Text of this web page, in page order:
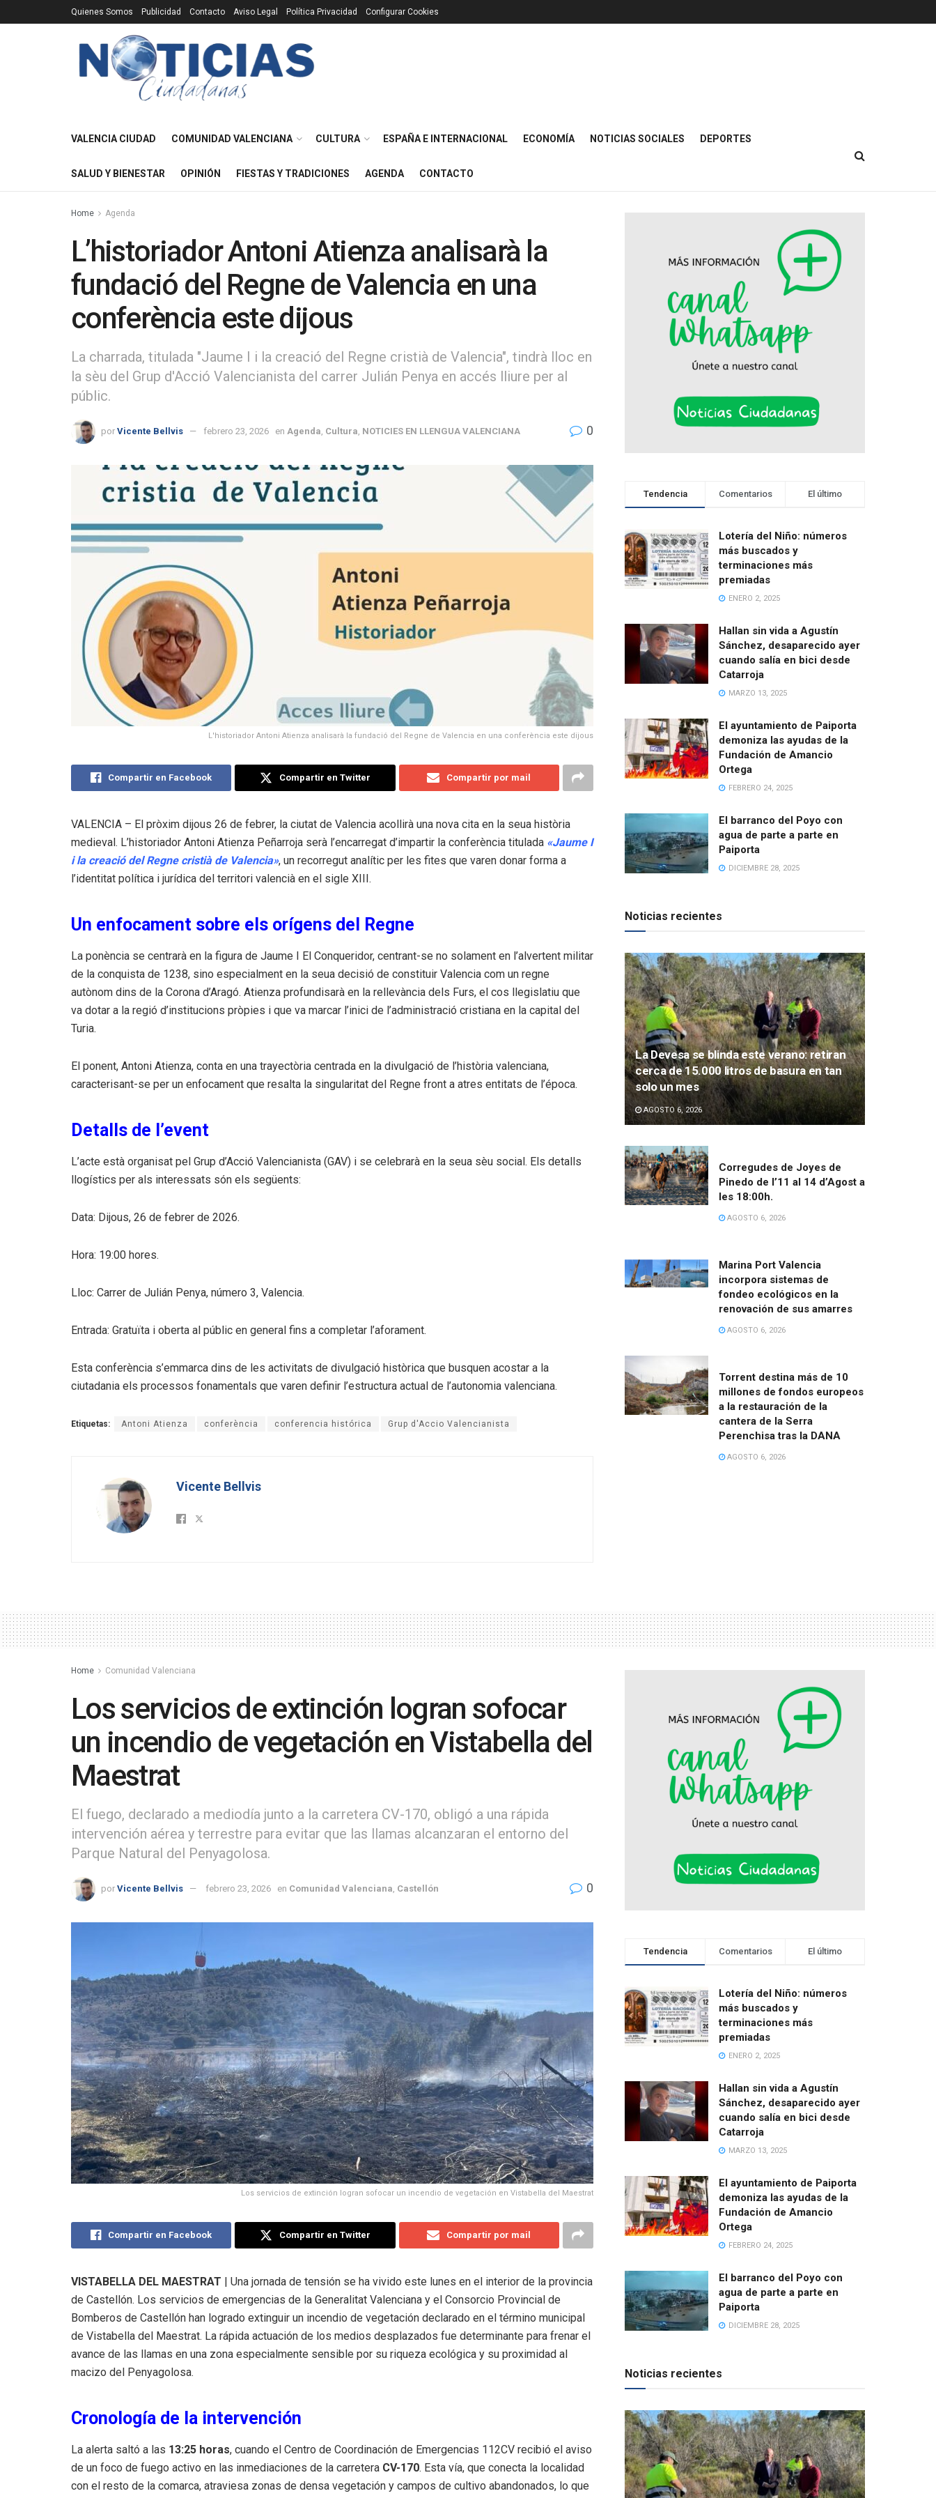
Quienes Somos Publicidad Contacto Aviso Legal Política Privacidad Configurar Cookies
VALENCIA CIUDAD COMUNIDAD VALENCIANA CULTURA ESPAÑA E INTERNACIONAL ECONOMÍA NOTICIAS SOCIALES DEPORTES
SALUD Y BIENESTAR OPINIÓN FIESTAS Y TRADICIONES AGENDA CONTACTO
Home Agenda
L’historiador Antoni Atienza analisarà la
fundació del Regne de Valencia en una
conferència este dijous
La charrada, titulada "Jaume I i la creació del Regne cristià de Valencia", tindrà lloc en
la sèu del Grup d'Acció Valencianista del carrer Julián Penya en accés lliure per al
públic.
por Vicente Bellvis febrero 23, 2026 en Agenda Cultura NOTICIES EN LLENGUA VALENCIANA 0
L'historiador Antoni Atienza analisarà la fundació del Regne de Valencia en una conferència este dijous
Compartir en Facebook Compartir en Twitter Compartir por mail
VALENCIA – El pròxim dijous 26 de febrer, la ciutat de Valencia acollirà una nova cita en la seua història
medieval. L’historiador Antoni Atienza Peñarroja serà l’encarregat d’impartir la conferència titulada «Jaume I
i la creació del Regne cristià de Valencia», un recorregut analític per les fites que varen donar forma a
l’identitat política i jurídica del territori valencià en el sigle XIII.
Un enfocament sobre els orígens del Regne
La ponència se centrarà en la figura de Jaume I El Conqueridor, centrant-se no solament en l’alvertent militar
de la conquista de 1238, sino especialment en la seua decisió de constituir Valencia com un regne
autònom dins de la Corona d’Aragó. Atienza profundisarà en la rellevància dels Furs, el cos llegislatiu que
va dotar a la regió d’institucions pròpies i que va marcar l’inici de l’administració cristiana en la capital del
Turia.
El ponent, Antoni Atienza, conta en una trayectòria centrada en la divulgació de l’història valenciana,
caracterisant-se per un enfocament que resalta la singularitat del Regne front a atres entitats de l’época.
Detalls de l’event
L’acte està organisat pel Grup d’Acció Valencianista (GAV) i se celebrarà en la seua sèu social. Els detalls
llogístics per als interessats són els següents:
Data: Dijous, 26 de febrer de 2026.
Hora: 19:00 hores.
Lloc: Carrer de Julián Penya, número 3, Valencia.
Entrada: Gratuïta i oberta al públic en general fins a completar l’aforament.
Esta conferència s’emmarca dins de les activitats de divulgació històrica que busquen acostar a la
ciutadania els processos fonamentals que varen definir l’estructura actual de l’autonomia valenciana.
Etiquetas: Antoni Atienza conferència conferencia histórica Grup d'Accio Valencianista
Vicente Bellvis
Tendencia Comentarios El último
Lotería del Niño: números
más buscados y
terminaciones más
premiadas
ENERO 2, 2025
Hallan sin vida a Agustín
Sánchez, desaparecido ayer
cuando salía en bici desde
Catarroja
MARZO 13, 2025
El ayuntamiento de Paiporta
demoniza las ayudas de la
Fundación de Amancio
Ortega
FEBRERO 24, 2025
El barranco del Poyo con
agua de parte a parte en
Paiporta
DICIEMBRE 28, 2025
Noticias recientes
La Devesa se blinda este verano: retiran
cerca de 15.000 litros de basura en tan
solo un mes
AGOSTO 6, 2026
Corregudes de Joyes de
Pinedo de l’11 al 14 d’Agost a
les 18:00h.
AGOSTO 6, 2026
Marina Port Valencia
incorpora sistemas de
fondeo ecológicos en la
renovación de sus amarres
AGOSTO 6, 2026
Torrent destina más de 10
millones de fondos europeos
a la restauración de la
cantera de la Serra
Perenchisa tras la DANA
AGOSTO 6, 2026
Home Comunidad Valenciana
Los servicios de extinción logran sofocar
un incendio de vegetación en Vistabella del
Maestrat
El fuego, declarado a mediodía junto a la carretera CV-170, obligó a una rápida
intervención aérea y terrestre para evitar que las llamas alcanzaran el entorno del
Parque Natural del Penyagolosa.
por Vicente Bellvis febrero 23, 2026 en Comunidad Valenciana Castellón 0
Los servicios de extinción logran sofocar un incendio de vegetación en Vistabella del Maestrat
Compartir en Facebook Compartir en Twitter Compartir por mail
VISTABELLA DEL MAESTRAT | Una jornada de tensión se ha vivido este lunes en el interior de la provincia
de Castellón. Los servicios de emergencias de la Generalitat Valenciana y el Consorcio Provincial de
Bomberos de Castellón han logrado extinguir un incendio de vegetación declarado en el término municipal
de Vistabella del Maestrat. La rápida actuación de los medios desplazados fue determinante para frenar el
avance de las llamas en una zona especialmente sensible por su riqueza ecológica y su proximidad al
macizo del Penyagolosa.
Cronología de la intervención
La alerta saltó a las 13:25 horas, cuando el Centro de Coordinación de Emergencias 112CV recibió el aviso
de un foco de fuego activo en las inmediaciones de la carretera CV-170. Esta vía, que conecta la localidad
con el resto de la comarca, atraviesa zonas de densa vegetación y campos de cultivo abandonados, lo que
Tendencia Comentarios El último
Lotería del Niño: números
más buscados y
terminaciones más
premiadas
ENERO 2, 2025
Hallan sin vida a Agustín
Sánchez, desaparecido ayer
cuando salía en bici desde
Catarroja
MARZO 13, 2025
El ayuntamiento de Paiporta
demoniza las ayudas de la
Fundación de Amancio
Ortega
FEBRERO 24, 2025
El barranco del Poyo con
agua de parte a parte en
Paiporta
DICIEMBRE 28, 2025
Noticias recientes